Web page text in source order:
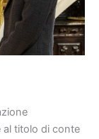
al titolo di conte